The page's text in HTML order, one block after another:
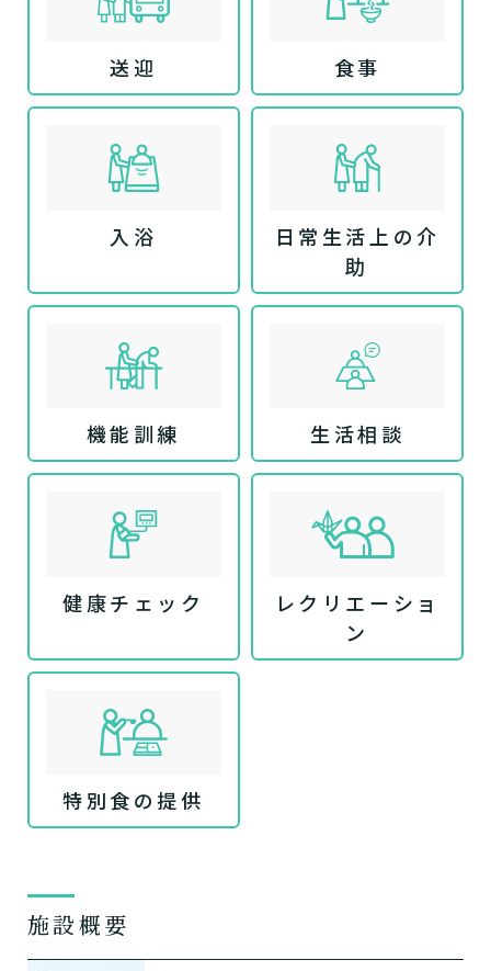
送迎 食事
入浴
日常生活上の介
助
機能訓練 生活相談
健康チェック
レクリエーショ
ン
特別食の提供
施設概要